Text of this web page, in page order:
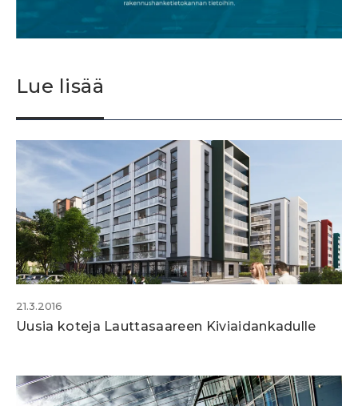
Lue lisää
21.3.2016
Uusia koteja Lauttasaareen Kiviaidankadulle